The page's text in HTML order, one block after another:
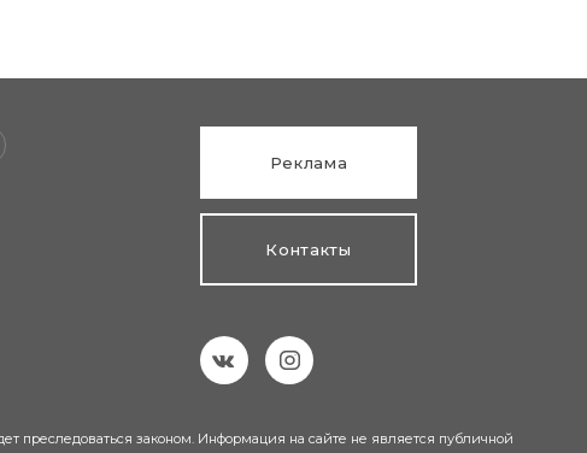
Реклама
Контакты
преследоваться законом. Информация на сайте не является публичной